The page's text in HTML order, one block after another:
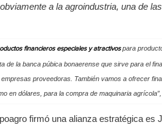
a la agroindustria, una de
financieros especiales y atractivospara
de la banca púbica bonaerense que sirve para el
proveedoras. También vamos a ofrecer
en dólares, para la compra de maquinaria agrícola
firmó una alianza estratégica es